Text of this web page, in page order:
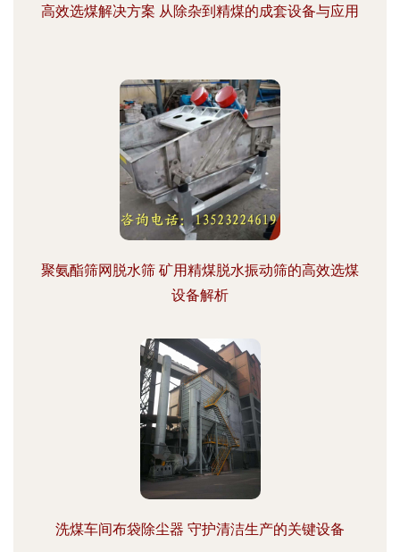
高效选煤解决方案 从除杂到精煤的成套设备与应用
聚氨酯筛网脱水筛 矿用精煤脱水振动筛的高效选煤
设备解析
洗煤车间布袋除尘器 守护清洁生产的关键设备